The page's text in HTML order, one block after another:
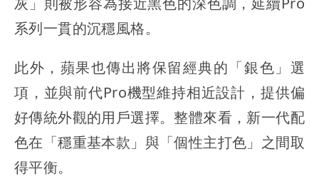
系列一貫的沉穩風格。
此外，蘋果也傳出將保留經典的「銀色」選
項，並與前代Pro機型維持相近設計，提供偏
好傳統外觀的用戶選擇。整體來看，新一代配
色在「穩重基本款」與「個性主打色」之間取
得平衡。